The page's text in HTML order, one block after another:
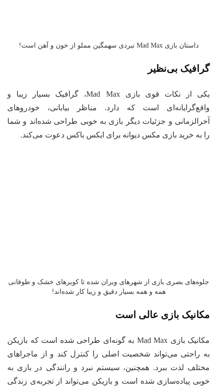
داستان بازی Mad Max نبردی سهمگین مملو از خون و آهن است!
بی‌نظیر
یکی از نکات قوی بازی Mad Max، گرافیک بسیار زیبا و
است که دارد. مناظر بیابانی، خودروهای
و جزئیات دیگر بازی به خوبی طراحی شده‌اند و شما
به خرید بازی مکس دیوانه برای ایکس باکس دعوت می‌کند.
بصری بازی از شهرهای ویران شده تا کویرهای خشک و طوفانی
همه و همه بسیار دقیق و زیبا کار شده‌اند!
بازی عالی است
مکانیک بازی Mad Max به گونه‌ای طراحی شده است که بازیکن
راحتی می‌تواند شخصیت اصلی را کنترل کند و از ماجراهای
لذت ببرد. همچنین، سیستم نبرد و رانندگی در بازی به
پیاده‌سازی شده است و بازیکن می‌تواند از تجربه‌ی زندگی